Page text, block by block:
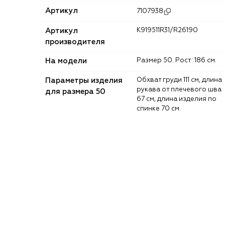
Артикул 7107938
Артикул
производителя
K919511R31/R26190
На модели Размер 50. Рост: 186 см.
Параметры изделия
для размера 50
Обхват груди 111 см, длина
рукава от плечевого шва
67 см, длина изделия по
спинке 70 см.